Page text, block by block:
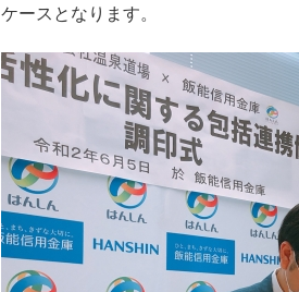
ケースとなります。